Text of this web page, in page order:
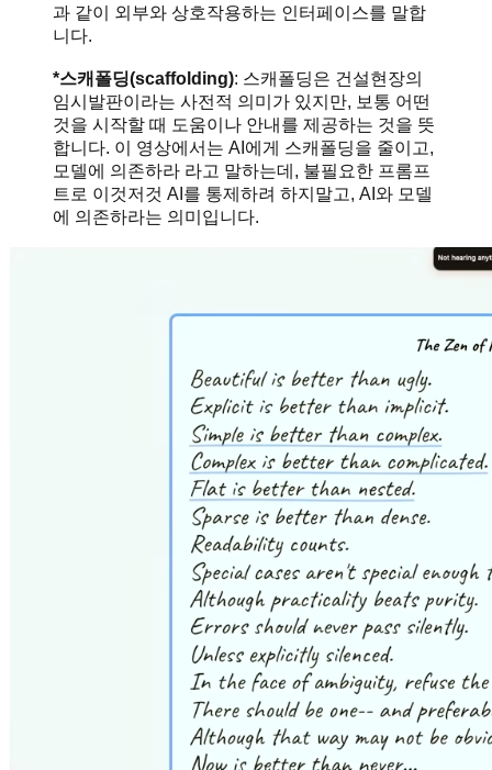
과 같이 외부와 상호작용하는 인터페이스를 말합
니다.
*스캐폴딩(scaffolding): 스캐폴딩은 건설현장의
임시발판이라는 사전적 의미가 있지만, 보통 어떤
것을 시작할 때 도움이나 안내를 제공하는 것을 뜻
합니다. 이 영상에서는 AI에게 스캐폴딩을 줄이고,
모델에 의존하라 라고 말하는데, 불필요한 프롬프
트로 이것저것 AI를 통제하려 하지말고, AI와 모델
에 의존하라는 의미입니다.